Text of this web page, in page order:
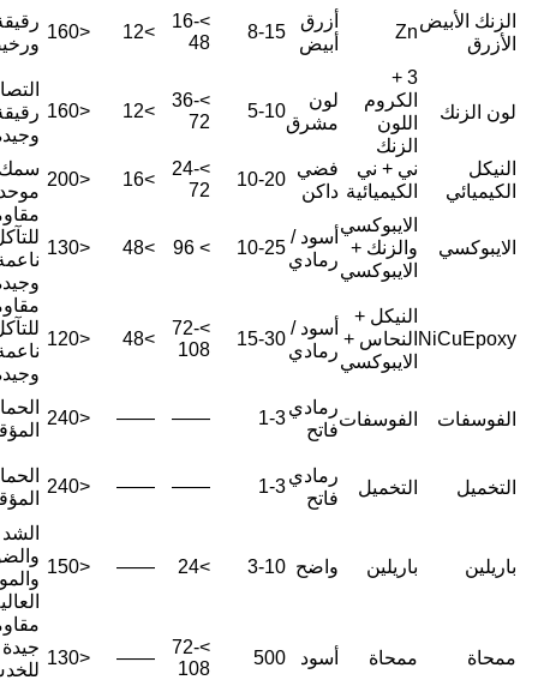
الزنك الأبيض
الأزرق
Zn
أزرق
أبيض
8-15
>16-
48
>12
<160
لون الزنك
3 +
الكروم
اللون
الزنك
لون
مشرق
5-10
>36-
72
>12
<160
النيكل
الكيميائي
ني + ني
الكيميائية
فضي
داكن
10-20
>24-
72
>16
<200
الايبوكسي
الايبوكسي
والزنك +
الايبوكسي
أسود /
رمادي
10-25
> 96
>48
<130
NiCuEpoxy
النيكل +
النحاس +
الايبوكسي
أسود /
رمادي
15-30
>72-
108
>48
<120
الفوسفات الفوسفات
رمادي
فاتح
1-3
——
——
<240
التخميل التخميل
رمادي
فاتح
1-3
——
——
<240
باريلين باريلين واضح 3-10
>24
——
<150
الشد
ممحاة ممحاة أسود 500
>72-
108
——
<130
جيدة